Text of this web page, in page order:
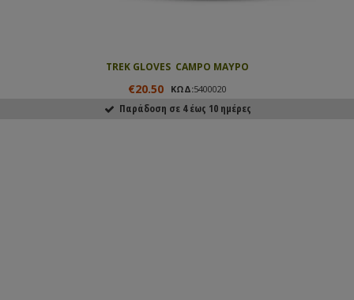
TREK GLOVES  CAMPO ΜΑΥΡΟ
€20.50 ΚΩΔ:5400020
Παράδοση σε 4 έως 10 ημέρες